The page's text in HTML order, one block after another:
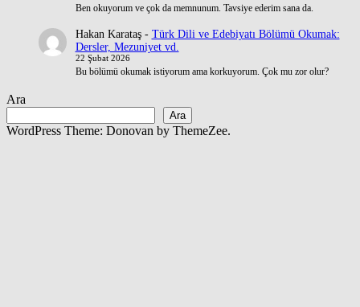
Ben okuyorum ve çok da memnunum. Tavsiye ederim sana da.
Hakan Karataş- Türk Dili ve Edebiyatı Bölümü Okumak:
Dersler, Mezuniyet vd.
22 Şubat 2026
Bu bölümü okumak istiyorum ama korkuyorum. Çok mu zor olur?
Ara
Ara
WordPress Theme: Donovan by ThemeZee.